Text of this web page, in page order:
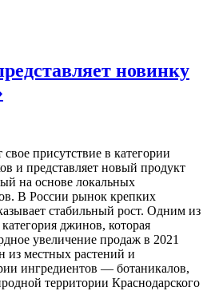
новинку
присутствие в категории
и представляет новый продукт
на основе локальных
В России рынок крепких
стабильный рост. Одним из
джинов, которая
увеличение продаж в 2021
из местных растений и
ингредиентов — ботаникалов,
территории Краснодарского